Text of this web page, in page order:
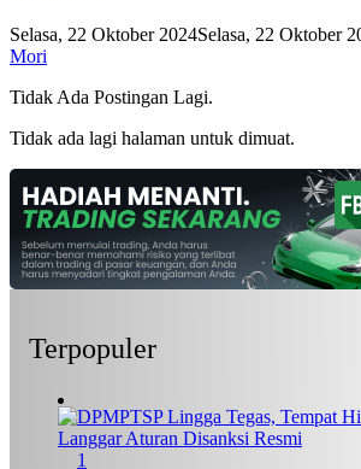
Selasa, 22 Oktober 2024Selasa, 22 Oktober
Mori
Tidak Ada Postingan Lagi.
Tidak ada lagi halaman untuk dimuat.
Terpopuler
1